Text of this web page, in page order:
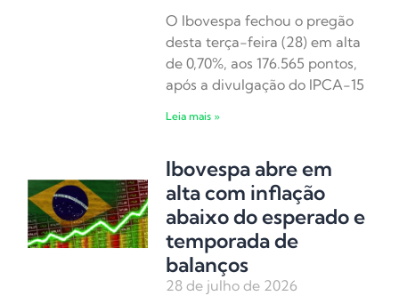
O Ibovespa fechou o pregão
desta terça-feira (28) em alta
de 0,70%, aos 176.565 pontos,
após a divulgação do IPCA-15
Leia mais »
Ibovespa abre em
alta com inflação
abaixo do esperado e
temporada de
balanços
28 de julho de 2026